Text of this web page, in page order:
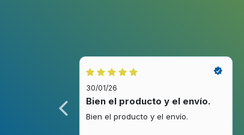
30/01/26
Bien el producto y el envío.
Bien el producto y el envío.